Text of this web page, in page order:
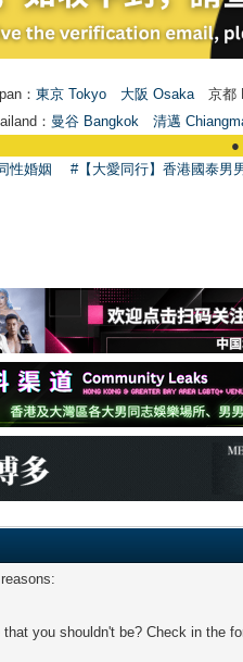
： 東京 Tokyo 大阪 Osaka 京都
： 曼谷 Bangkok
清邁
【
性婚姻 #【大愛同行】香港國泰男
you shouldn't be? Check in the